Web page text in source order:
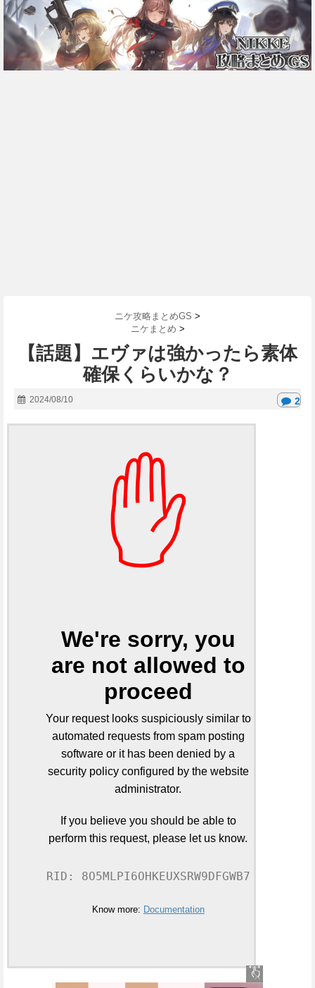
ニケ攻略まとめGS >
ニケまとめ >
【話題】エヴァは強かったら素体
確保くらいかな？
2024/08/10 2
✋
We're sorry, you
are not allowed to
proceed
Your request looks suspiciously similar to
automated requests from spam posting
software or it has been denied by a
security policy configured by the website
administrator.
If you believe you should be able to
perform this request, please let us know.
RID: 8O5MLPI6OHKEUXSRW9DFGWB7
Know more: Documentation
close